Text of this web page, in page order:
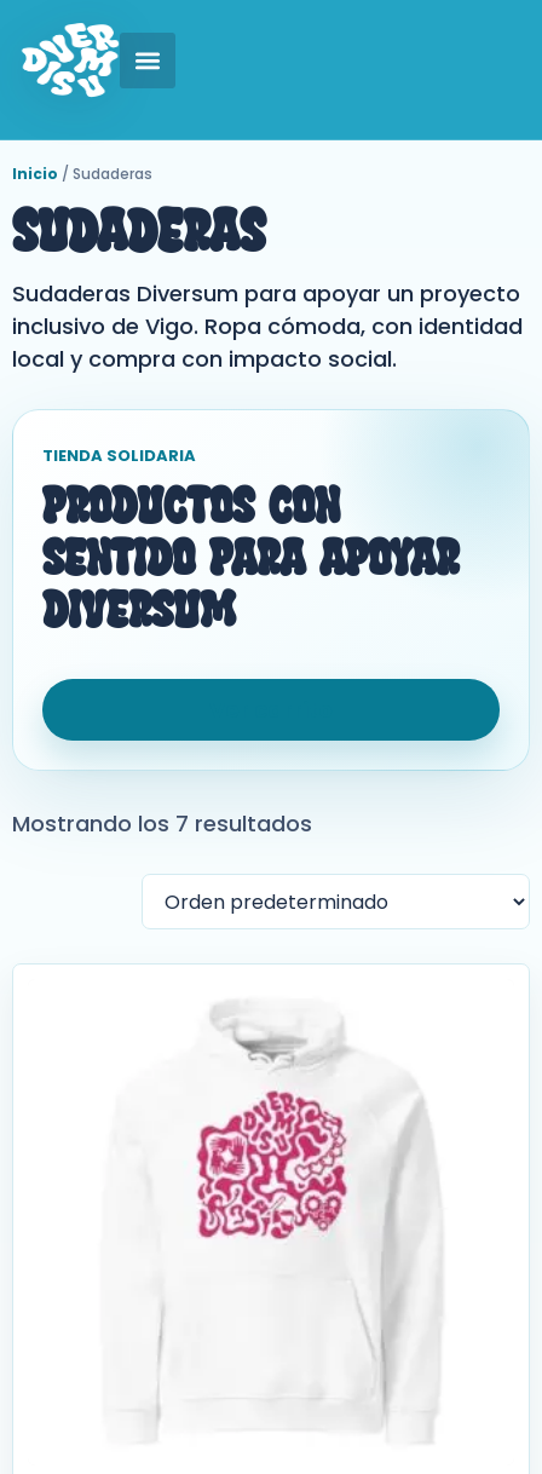
Inicio / Sudaderas
Sudaderas
Sudaderas Diversum para apoyar un proyecto
inclusivo de Vigo. Ropa cómoda, con identidad
local y compra con impacto social.
TIENDA SOLIDARIA
Productos Con
Sentido Para Apoyar
Diversum
Mostrando los 7 resultados